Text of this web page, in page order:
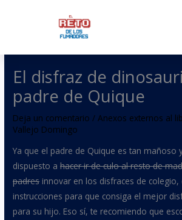
El disfraz de
padre de Quique
Deja un comentario /Anexos externos al
Vallejo Domingo
Ya que el padre de Quique es tan mañoso
dispuesto ahacer ir de culo al resto de
padres innovar en los disfraces de colegio,
instrucciones para que consiga el mejor
para su hijo. Eso sí, te recomiendo que